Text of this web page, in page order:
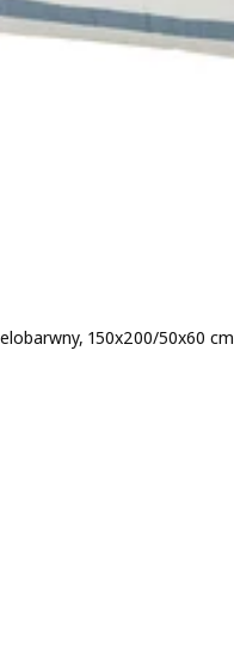
150x200/50x60 cm
liczba recenzji: